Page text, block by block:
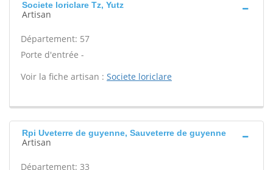
Societe loriclare Tz, Yutz
Artisan
Département: 57
Porte d'entrée -
Voir la fiche artisan : Societe loriclare
Rpi Uveterre de guyenne, Sauveterre de guyenne
Artisan
Département: 33